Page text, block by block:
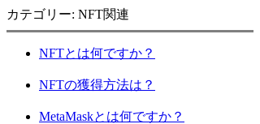
カテゴリー: NFT関連
NFTとは何ですか？
NFTの獲得方法は？
MetaMaskとは何ですか？